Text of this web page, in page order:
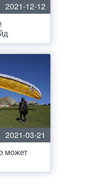
2021-12-12
2021-03-21
может